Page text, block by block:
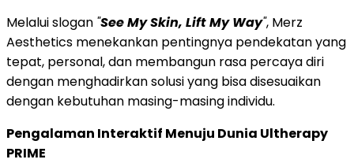
Melalui slogan "See My Skin, Lift My Way", Merz
Aesthetics menekankan pentingnya pendekatan yang
tepat, personal, dan membangun rasa percaya diri
dengan menghadirkan solusi yang bisa disesuaikan
dengan kebutuhan masing-masing individu.
Pengalaman Interaktif Menuju Dunia Ultherapy
PRIME